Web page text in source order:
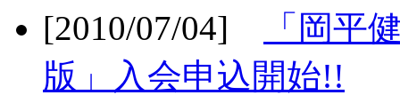
[2010/07/04]
「岡平
版」入会申込開始!!